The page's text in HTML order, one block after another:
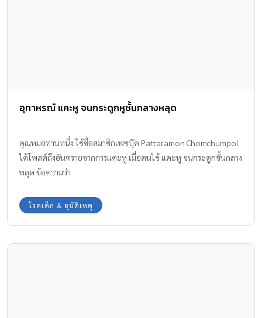
อุทาหรณ์ แคะหู จนกระดูกหูชั้นกลางหลุด
คุณหมอท่านหนึ่ง ใช้ชื่อสมาชิกเฟซบุ๊ค Pattaramon Chomchumpol
ได้โพสต์ถึงอันตรายจากการแคะหู เมื่อคนไข้ แคะหู จนกระดูกชั้นกลาง
หลุด ข้อความว่า
โรคเด็ก & อุบัติเหตุ